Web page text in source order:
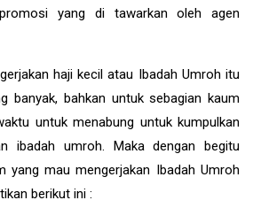
yang di tawarkan oleh agen
haji kecil atau Ibadah Umroh itu
banyak, bahkan untuk sebagian kaum
untuk menabung untuk kumpulkan
ibadah umroh. Maka dengan begitu
yang mau mengerjakan Ibadah Umroh
berikut ini :